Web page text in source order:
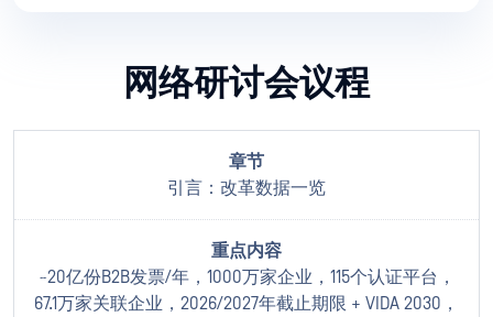
网络研讨会议程
引言：改革数据一览
~20亿份B2B发票/年，1000万家企业，115个认证平台，
67.1万家关联企业，2026/2027年截止期限 + VIDA 2030，